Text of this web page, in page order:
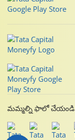
మమ్మల్ని ఫాలో చేయండి